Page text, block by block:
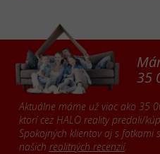
35
Aktuálne máme už viac ako 35
ktorí cez HALO reality predali/
Spokojných klientov aj s
našich realitných recenzií.